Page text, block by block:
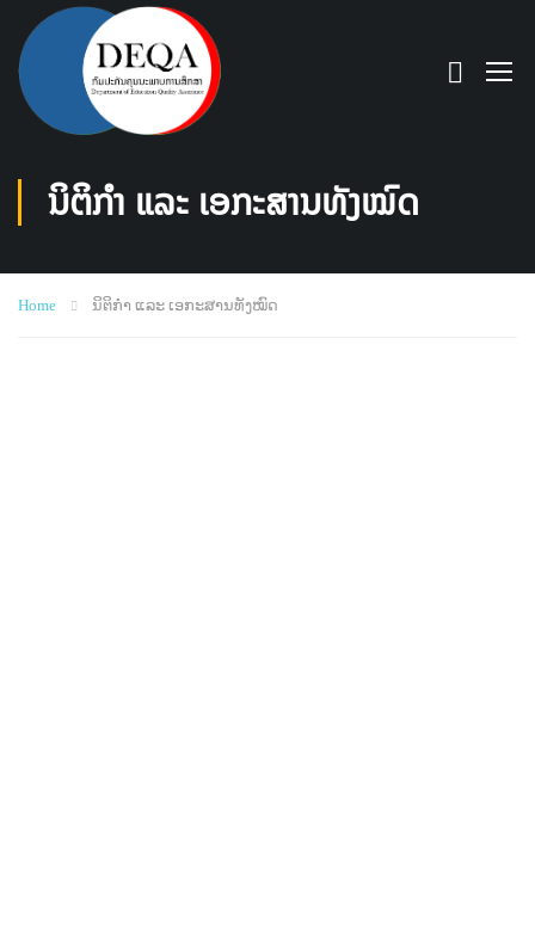
ນິຕິກໍາ ແລະ ເອກະສານທັງໝົດ
Home ນິຕິກໍາ ແລະ ເອກະສານທັງໝົດ